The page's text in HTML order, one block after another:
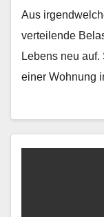
Aus
verteilende
Lebens neu
einer Wohnung